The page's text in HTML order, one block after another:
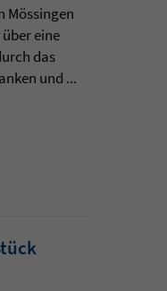
Mössingen
eine
das
und ...